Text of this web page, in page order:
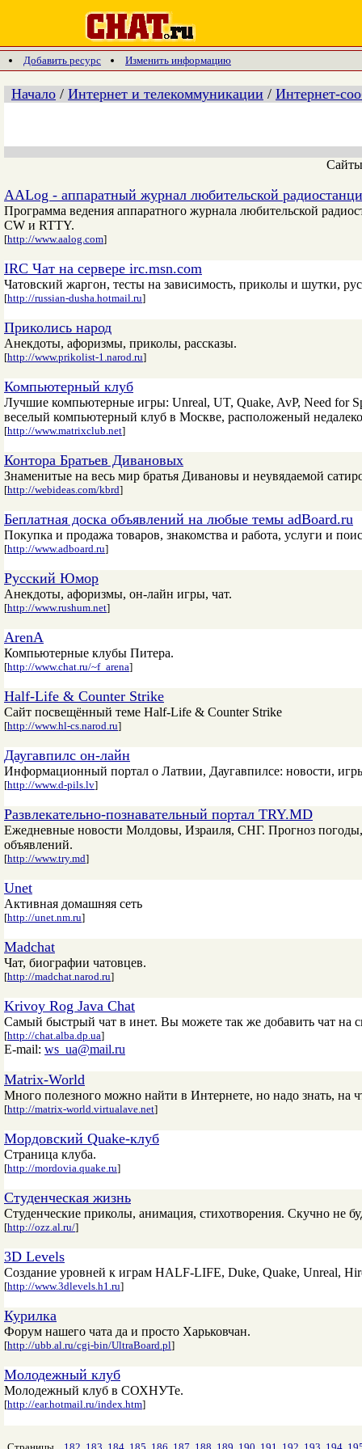
Добавить ресурс Изменить информацию
Начало / Интернет и телекоммуникации / Интернет-
AALog - аппаратный журнал любительской
Программа ведения аппаратного журнала любительской
CW и RTTY.
[http://www.aalog.com]
IRC Чат на сервере irc.msn.com
Чатовский жаргон, тесты на зависимость, приколы и шутки,
[http://russian-dusha.hotmail.ru]
Приколись народ
Анекдоты, афоризмы, приколы, рассказы.
[http://www.prikolist-1.narod.ru]
Компьютерный клуб
Лучшие компьютерные игры: Unreal, UT, Quake, AvP, Need for
веселый компьютерный клуб в Москве, расположеный
[http://www.matrixclub.net]
Контора Братьев Дивановых
Знаменитые на весь мир братья Дивановы и неувядаемой
[http://webideas.com/kbrd]
Беплатная доска объявлений на любые темы adBoard.ru
Покупка и продажа товаров, знакомства и работа, услуги и
[http://www.adboard.ru]
Русский Юмор
Анекдоты, афоризмы, он-лайн игры, чат.
[http://www.rushum.net]
ArenA
Компьютерные клубы Питера.
[http://www.chat.ru/~f_arena]
Half-Life & Counter Strike
Сайт посвещённый теме Half-Life & Counter Strike
[http://www.hl-cs.narod.ru]
Даугавпилс он-лайн
Информационный портал о Латвии, Даугавпилсе: новости,
[http://www.d-pils.lv]
Развлекательно-познавательный портал TRY.MD
Ежедневные новости Молдовы, Израиля, СНГ. Прогноз
объявлений.
[http://www.try.md]
Unet
Активная домашняя сеть
[http://unet.nm.ru]
Madchat
Чат, биографии чатовцев.
[http://madchat.narod.ru]
Krivoy Rog Java Chat
Самый быстрый чат в инет. Вы можете так же добавить чат на
[http://chat.alba.dp.ua]
E-mail: ws_ua@mail.ru
Matrix-World
Много полезного можно найти в Интернете, но надо знать, на
[http://matrix-world.virtualave.net]
Мордовский Quake-клуб
Страница клуба.
[http://mordovia.quake.ru]
Студенческая жизнь
Студенческие приколы, анимация, стихотворения. Скучно не
[http://ozz.al.ru/]
3D Levels
Создание уровней к играм HALF-LIFE, Duke, Quake, Unreal,
[http://www.3dlevels.h1.ru]
Курилка
Форум нашего чата да и просто Харьковчан.
[http://ubb.al.ru/cgi-bin/UltraBoard.pl]
Молодежный клуб
Молодежный клуб в СОХНУТе.
[http://ear.hotmail.ru/index.htm]